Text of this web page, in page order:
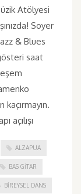
Atölyesi
Soyer
& Blues
saat
kaçırmayın.
açılışı
ALZAPUA
BAS GITAR
BIREYSEL DANS